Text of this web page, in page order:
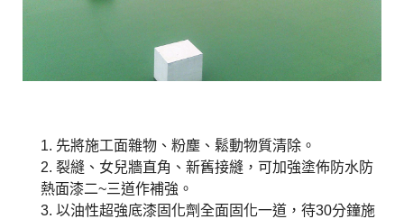
1. 先將施工面雜物、粉塵、鬆動物質清除。
2. 裂縫、女兒牆直角、新舊接縫，可加強塗佈防水防
熱面漆二~三道作補強。
3. 以油性超強底漆固化劑全面固化一道，待30分鐘施